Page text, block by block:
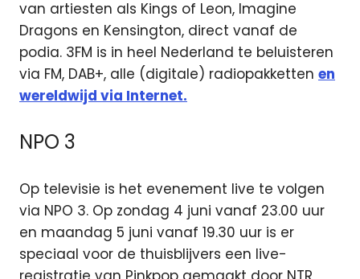
van artiesten als Kings of Leon, Imagine
Dragons en Kensington, direct vanaf de
podia. 3FM is in heel Nederland te beluisteren
via FM, DAB+, alle (digitale) radiopakketten en
wereldwijd via Internet.
NPO 3
Op televisie is het evenement live te volgen
via NPO 3. Op zondag 4 juni vanaf 23.00 uur
en maandag 5 juni vanaf 19.30 uur is er
speciaal voor de thuisblijvers een live-